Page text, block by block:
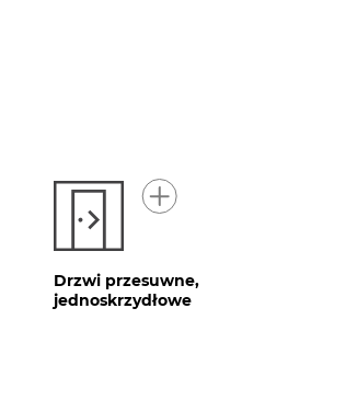
Drzwi przesuwne,
jednoskrzydłowe